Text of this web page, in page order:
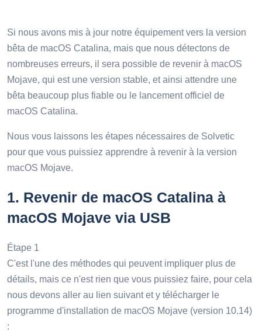
Si nous avons mis à jour notre équipement vers la version
bêta de macOS Catalina, mais que nous détectons de
nombreuses erreurs, il sera possible de revenir à macOS
Mojave, qui est une version stable, et ainsi attendre une
bêta beaucoup plus fiable ou le lancement officiel de
macOS Catalina.
Nous vous laissons les étapes nécessaires de Solvetic
pour que vous puissiez apprendre à revenir à la version
macOS Mojave.
1. Revenir de macOS Catalina à
macOS Mojave via USB
Étape 1
C'est l'une des méthodes qui peuvent impliquer plus de
détails, mais ce n'est rien que vous puissiez faire, pour cela
nous devons aller au lien suivant et y télécharger le
programme d'installation de macOS Mojave (version 10.14)
: